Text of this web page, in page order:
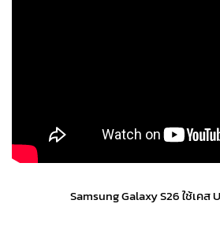
Samsung Galaxy S26 ใช้เคส